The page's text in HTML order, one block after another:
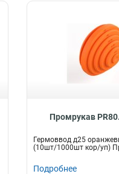
Промрукав
Гермоввод д25
(10шт/1000шт кор/уп)
Подробнее